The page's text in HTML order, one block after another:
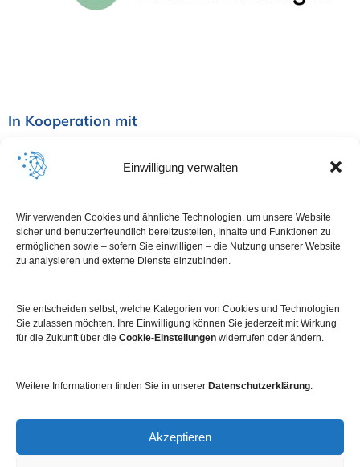
Einwilligung verwalten
Wir verwenden Cookies und ähnliche Technologien, um unsere Website
sicher und benutzerfreundlich bereitzustellen, Inhalte und Funktionen zu
ermöglichen sowie – sofern Sie einwilligen – die Nutzung unserer Website
zu analysieren und externe Dienste einzubinden.
Sie entscheiden selbst, welche Kategorien von Cookies und Technologien
Sie zulassen möchten. Ihre Einwilligung können Sie jederzeit mit Wirkung
für die Zukunft über die Cookie-Einstellungen widerrufen oder ändern.
Weitere Informationen finden Sie in unserer Datenschutzerklärung.
Akzeptieren
In Kooperation mit